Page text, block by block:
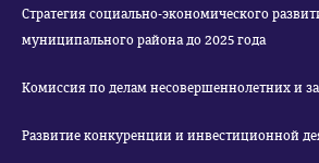
Стратегия социально-экономического
муниципального района до 2025 года
Комиссия по делам несовершеннолетних и
Развитие конкуренции и инвестиционной